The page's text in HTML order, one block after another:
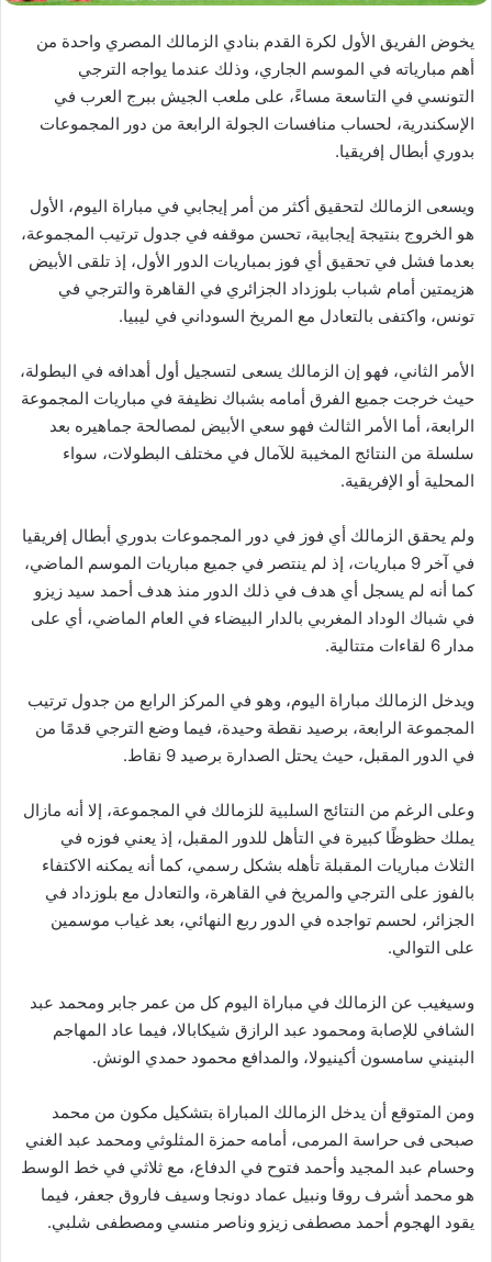
يخوض الفريق الأول لكرة القدم بنادي الزمالك المصري واحدة من
أهم مبارياته في الموسم الجاري، وذلك عندما يواجه الترجي
التونسي في التاسعة مساءً، على ملعب الجيش ببرج العرب في
الإسكندرية، لحساب منافسات الجولة الرابعة من دور المجموعات
بدوري أبطال إفريقيا.
ويسعى الزمالك لتحقيق أكثر من أمر إيجابي في مباراة اليوم، الأول
هو الخروج بنتيجة إيجابية، تحسن موقفه في جدول ترتيب المجموعة،
بعدما فشل في تحقيق أي فوز بمباريات الدور الأول، إذ تلقى الأبيض
هزيمتين أمام شباب بلوزداد الجزائري في القاهرة والترجي في
تونس، واكتفى بالتعادل مع المريخ السوداني في ليبيا.
الأمر الثاني، فهو إن الزمالك يسعى لتسجيل أول أهدافه في البطولة،
حيث خرجت جميع الفرق أمامه بشباك نظيفة في مباريات المجموعة
الرابعة، أما الأمر الثالث فهو سعي الأبيض لمصالحة جماهيره بعد
سلسلة من النتائج المخيبة للآمال في مختلف البطولات، سواء
المحلية أو الإفريقية.
ولم يحقق الزمالك أي فوز في دور المجموعات بدوري أبطال إفريقيا
في آخر 9 مباريات، إذ لم ينتصر في جميع مباريات الموسم الماضي،
كما أنه لم يسجل أي هدف في ذلك الدور منذ هدف أحمد سيد زيزو
في شباك الوداد المغربي بالدار البيضاء في العام الماضي، أي على
مدار 6 لقاءات متتالية.
ويدخل الزمالك مباراة اليوم، وهو في المركز الرابع من جدول ترتيب
المجموعة الرابعة، برصيد نقطة وحيدة، فيما وضع الترجي قدمًا من
في الدور المقبل، حيث يحتل الصدارة برصيد 9 نقاط.
وعلى الرغم من النتائج السلبية للزمالك في المجموعة، إلا أنه مازال
يملك حظوظًا كبيرة في التأهل للدور المقبل، إذ يعني فوزه في
الثلاث مباريات المقبلة تأهله بشكل رسمي، كما أنه يمكنه الاكتفاء
بالفوز على الترجي والمريخ في القاهرة، والتعادل مع بلوزداد في
الجزائر، لحسم تواجده في الدور ربع النهائي، بعد غياب موسمين
على التوالي.
وسيغيب عن الزمالك في مباراة اليوم كل من عمر جابر ومحمد عبد
الشافي للإصابة ومحمود عبد الرازق شيكابالا، فيما عاد المهاجم
البنيني سامسون أكينيولا، والمدافع محمود حمدي الونش.
ومن المتوقع أن يدخل الزمالك المباراة بتشكيل مكون من محمد
صبحى فى حراسة المرمى، أمامه حمزة المثلوثي ومحمد عبد الغني
وحسام عبد المجيد وأحمد فتوح في الدفاع، مع ثلاثي في خط الوسط
هو محمد أشرف روقا ونبيل عماد دونجا وسيف فاروق جعفر، فيما
يقود الهجوم أحمد مصطفى زيزو وناصر منسي ومصطفى شلبي.